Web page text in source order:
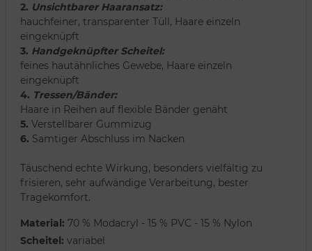
2. Unsichtbarer Haaransatz:
hauchfeiner, transparenter Tüll, Haare einzeln
eingeknüpft
3. Handgeknüpfter Scheitel:
feines hautähnliches Gewebe, Haare einzeln
eingeknüpft
4. Tressen/Bänder:
Haare in Reihen auf flexible Bänder genäht
5. Verstellbarer Gummizug
6. Samtiger Abschluss im Nacken
Täuschend echte Wirkung, besonders vielfältig zu
frisieren, sehr aufwändige Verarbeitung, bester
Tragekomfort.
Material: 70 % Modacryl - 15 % PVC - 15 % Nylon
Scheitel: variabel